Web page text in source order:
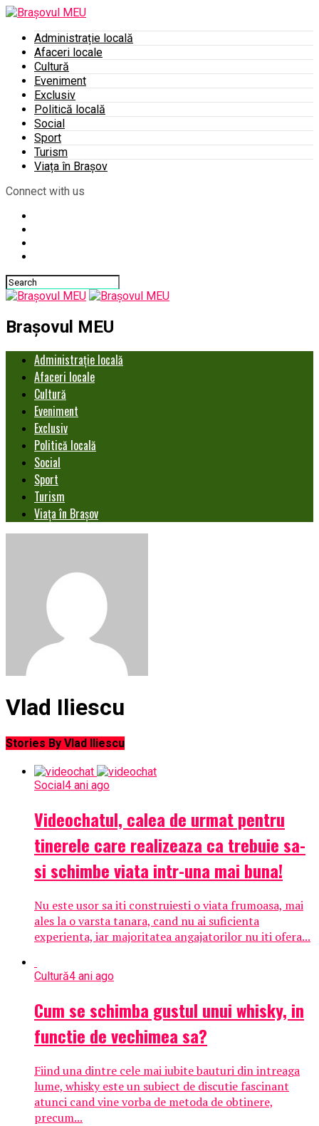
Administrație locală
Afaceri locale
Cultură
Eveniment
Exclusiv
Politică locală
Social
Sport
Turism
Viața în Brașov
Connect with us
Brașovul MEU
Administrație locală
Afaceri locale
Cultură
Eveniment
Exclusiv
Politică locală
Social
Sport
Turism
Viața în Brașov
Vlad Iliescu
Stories By Vlad Iliescu
Social4 ani ago
Videochatul, calea de urmat pentru
tinerele care realizeaza ca trebuie sa-
si schimbe viata intr-una mai buna!
Nu este usor sa iti construiesti o viata frumoasa, mai
ales la o varsta tanara, cand nu ai suficienta
experienta, iar majoritatea angajatorilor nu iti ofera...
Cultură4 ani ago
Cum se schimba gustul unui whisky, in
functie de vechimea sa?
Fiind una dintre cele mai iubite bauturi din intreaga
lume, whisky este un subiect de discutie fascinant
atunci cand vine vorba de metoda de obtinere,
precum...